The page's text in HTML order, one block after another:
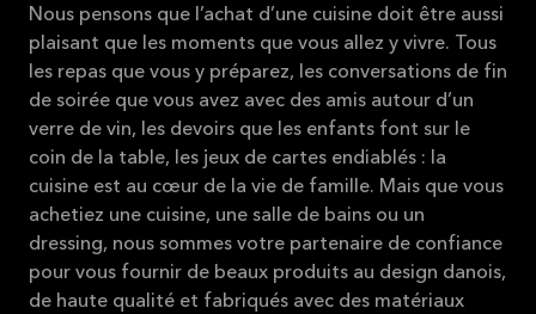
Nous pensons que l’achat d’une cuisine doit être aussi
plaisant que les moments que vous allez y vivre. Tous
les repas que vous y préparez, les conversations de fin
de soirée que vous avez avec des amis autour d’un
verre de vin, les devoirs que les enfants font sur le
coin de la table, les jeux de cartes endiablés : la
cuisine est au cœur de la vie de famille. Mais que vous
achetiez une cuisine, une salle de bains ou un
dressing, nous sommes votre partenaire de confiance
pour vous fournir de beaux produits au design danois,
de haute qualité et fabriqués avec des matériaux